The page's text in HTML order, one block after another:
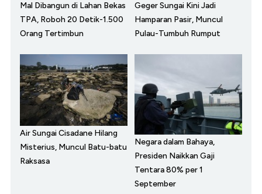
Mal Dibangun di Lahan Bekas
TPA, Roboh 20 Detik-1.500
Orang Tertimbun
Geger Sungai Kini Jadi
Hamparan Pasir, Muncul
Pulau-Tumbuh Rumput
Air Sungai Cisadane Hilang
Misterius, Muncul Batu-batu
Raksasa
Negara dalam Bahaya,
Presiden Naikkan Gaji
Tentara 80% per 1
September